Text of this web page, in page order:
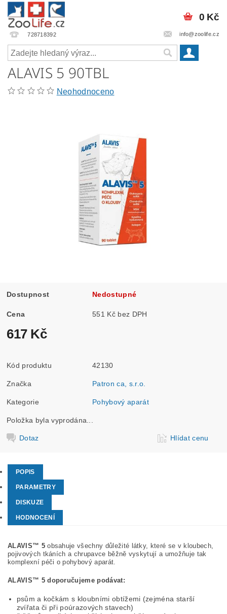
728718392 info@zoolife.cz
0 Kč
ALAVIS 5 90TBL
Neohodnoceno
Dostupnost Nedostupné
Cena 551 Kč bez DPH
617 Kč
Kód produktu 42130
Značka Patron ca, s.r.o.
Kategorie Pohybový aparát
Položka byla vyprodána...
Dotaz Hlídat cenu
POPIS
PARAMETRY
DISKUZE
HODNOCENÍ
ALAVIS™ 5obsahuje všechny důležité látky, které se v kloubech,
pojivových tkáních a chrupavce běžně vyskytují a umožňuje tak
komplexní péči o pohybový aparát.
ALAVIS™ 5 doporučujeme podávat:
psům a kočkám s kloubními obtížemi (zejména starší
zvířata či při poúrazových stavech)